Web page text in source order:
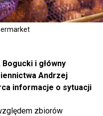
i główny
Andrzej
informacje o sytuacji
zbiorów